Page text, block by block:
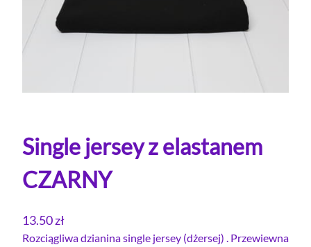
Single jersey z elastanem
CZARNY
13.50zł
Rozciągliwa dzianina single jersey (dżersej) . Przewiewna